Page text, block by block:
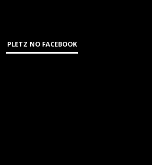
PLETZ NO FACEBOOK